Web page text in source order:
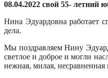
08.04.2022 свой 55- летний
Нина Эдуардовна работает
дела.
Мы поздравляем Нину
светлое и доброе и могли
нежная, милая,